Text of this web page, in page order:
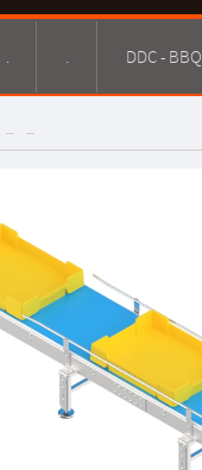
. . DDC - BBQ